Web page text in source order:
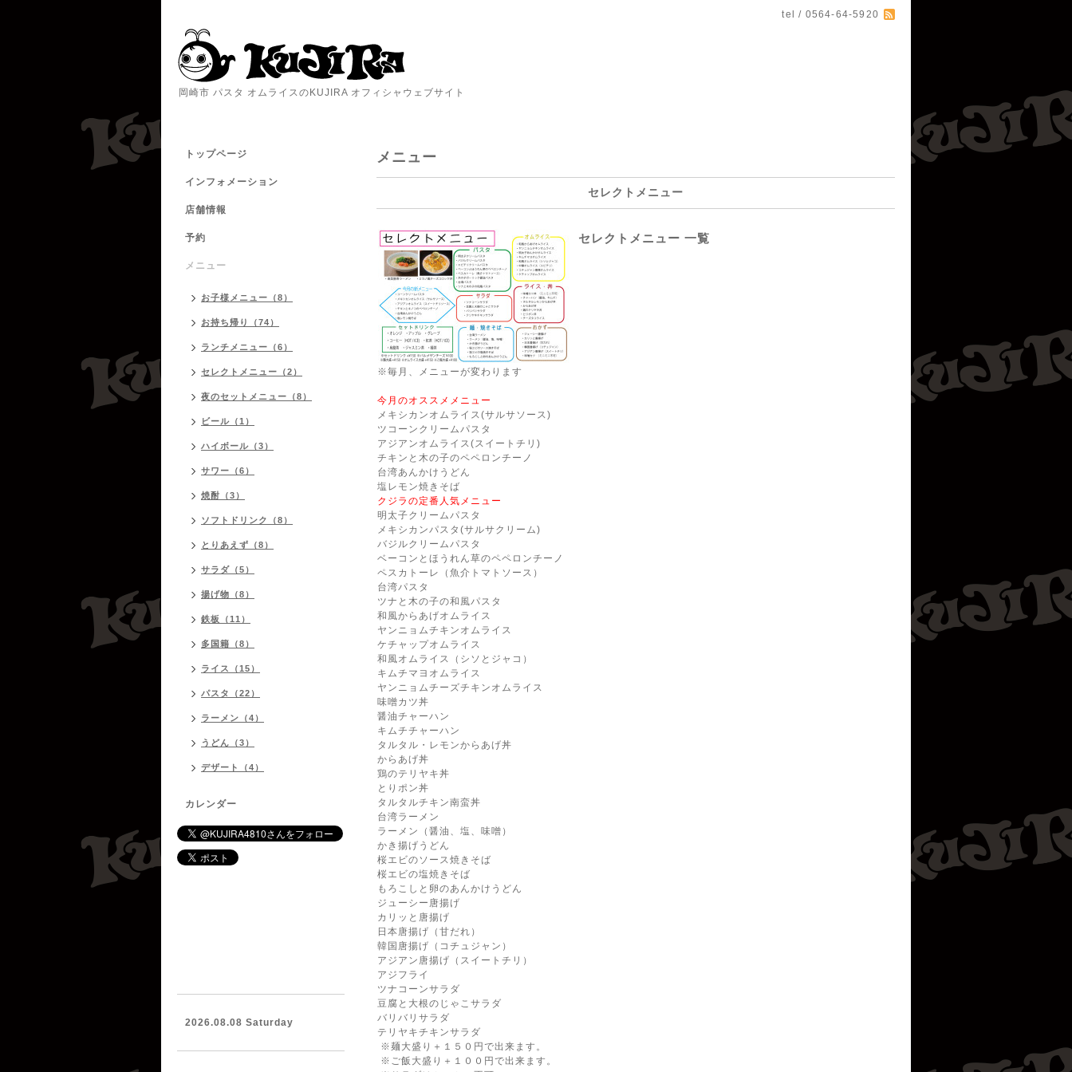
tel / 0564-64-5920
岡崎市 パスタ オムライスのKUJIRA オフィシャウェブサイト
メニュー
セレクトメニュー
セレクトメニュー 一覧
※毎月、メニューが変わります
今月のオススメメニュー
メキシカンオムライス(サルサソース)
ツコーンクリームパスタ
アジアンオムライス(スイートチリ)
チキンと木の子のペペロンチーノ
台湾あんかけうどん
塩レモン焼きそば
クジラの定番人気メニュー
明太子クリームパスタ
メキシカンパスタ(サルサクリーム)
バジルクリームパスタ
ベーコンとほうれん草のペペロンチーノ
ペスカトーレ（魚介トマトソース）
台湾パスタ
ツナと木の子の和風パスタ
和風からあげオムライス
ヤンニョムチキンオムライス
ケチャップオムライス
和風オムライス（シソとジャコ）
キムチマヨオムライス
ヤンニョムチーズチキンオムライス
味噌カツ丼
醤油チャーハン
キムチチャーハン
タルタル・レモンからあげ丼
からあげ丼
鶏のテリヤキ丼
とりポン丼
タルタルチキン南蛮丼
台湾ラーメン
ラーメン（醤油、塩、味噌）
かき揚げうどん
桜エビのソース焼きそば
桜エビの塩焼きそば
もろこしと卵のあんかけうどん
ジューシー唐揚げ
カリッと唐揚げ
日本唐揚げ（甘だれ）
韓国唐揚げ（コチュジャン）
アジアン唐揚げ（スイートチリ）
アジフライ
ツナコーンサラダ
豆腐と大根のじゃこサラダ
バリバリサラダ
テリヤキチキンサラダ
※麺大盛り＋１５０円で出来ます。
※ご飯大盛り＋１００円で出来ます。
トップページ
インフォメーション
店舗情報
予約
メニュー
お子様メニュー（8）
お持ち帰り（74）
ランチメニュー（6）
セレクトメニュー（2）
夜のセットメニュー（8）
ビール（1）
ハイボール（3）
サワー（6）
焼酎（3）
ソフトドリンク（8）
とりあえず（8）
サラダ（5）
揚げ物（8）
鉄板（11）
多国籍（8）
ライス（15）
パスタ（22）
ラーメン（4）
うどん（3）
デザート（4）
カレンダー
2026.08.08 Saturday